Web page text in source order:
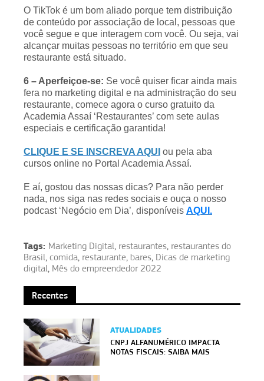
O TikTok é um bom aliado porque tem distribuição
de conteúdo por associação de local, pessoas que
você segue e que interagem com você. Ou seja, vai
alcançar muitas pessoas no território em que seu
restaurante está situado.
6 – Aperfeiçoe-se: Se você quiser ficar ainda mais
fera no marketing digital e na administração do seu
restaurante, comece agora o curso gratuito da
Academia Assaí ‘Restaurantes’ com sete aulas
especiais e certificação garantida!
CLIQUE E SE INSCREVA AQUI ou pela aba
cursos online no Portal Academia Assaí.
E aí, gostou das nossas dicas? Para não perder
nada, nos siga nas redes sociais e ouça o nosso
podcast ‘Negócio em Dia’, disponíveis AQUI.
Tags: Marketing Digital, restaurantes, restaurantes do
Brasil, comida, restaurante, bares, Dicas de marketing
digital, Mês do empreendedor 2022
Recentes
ATUALIDADES
CNPJ ALFANUMÉRICO IMPACTA
NOTAS FISCAIS: SAIBA MAIS